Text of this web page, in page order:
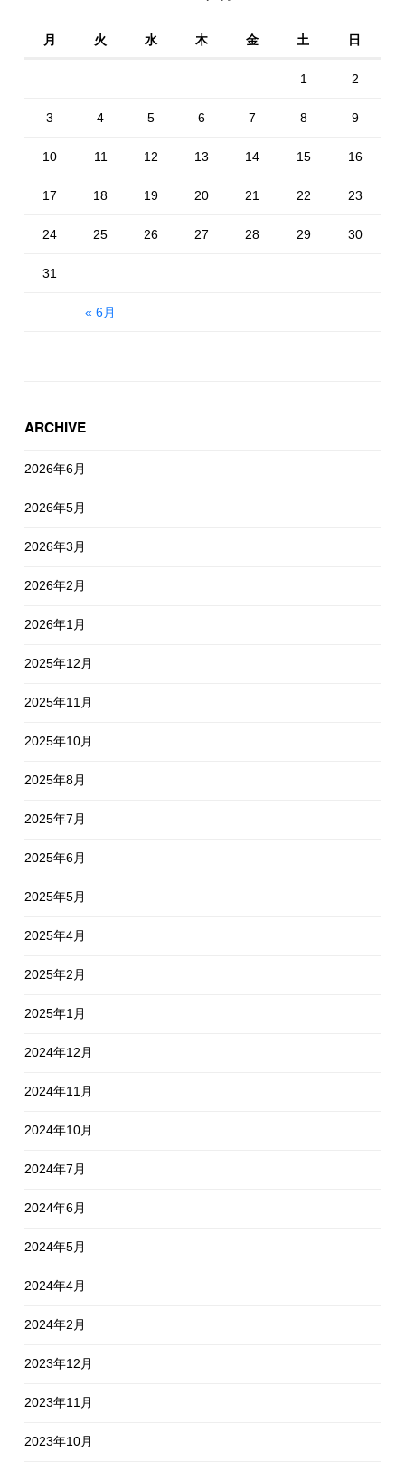
月 火 水 木 金 土 日
« 6月
1 2
3 4 5 6 7 8 9
10 11 12 13 14 15 16
17 18 19 20 21 22 23
24 25 26 27 28 29 30
31
ARCHIVE
2026年6月
2026年5月
2026年3月
2026年2月
2026年1月
2025年12月
2025年11月
2025年10月
2025年8月
2025年7月
2025年6月
2025年5月
2025年4月
2025年2月
2025年1月
2024年12月
2024年11月
2024年10月
2024年7月
2024年6月
2024年5月
2024年4月
2024年2月
2023年12月
2023年11月
2023年10月